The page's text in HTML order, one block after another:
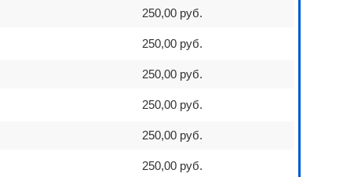
250,00 руб.
250,00 руб.
250,00 руб.
250,00 руб.
250,00 руб.
250,00 руб.